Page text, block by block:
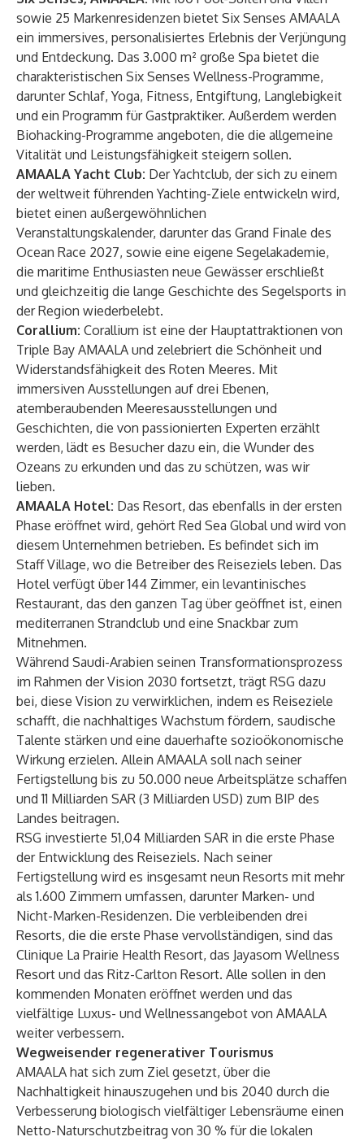
sowie 25 Markenresidenzen bietet Six Senses AMAALA
ein immersives, personalisiertes Erlebnis der Verjüngung
und Entdeckung. Das 3.000 m² große Spa bietet die
charakteristischen Six Senses Wellness-Programme,
darunter Schlaf, Yoga, Fitness, Entgiftung, Langlebigkeit
und ein Programm für Gastpraktiker. Außerdem werden
Biohacking-Programme angeboten, die die allgemeine
Vitalität und Leistungsfähigkeit steigern sollen.
AMAALA Yacht Club: Der Yachtclub, der sich zu einem
der weltweit führenden Yachting-Ziele entwickeln wird,
bietet einen außergewöhnlichen
Veranstaltungskalender, darunter das Grand Finale des
Ocean Race 2027, sowie eine eigene Segelakademie,
die maritime Enthusiasten neue Gewässer erschließt
und gleichzeitig die lange Geschichte des Segelsports in
der Region wiederbelebt.
Corallium: Corallium ist eine der Hauptattraktionen von
Triple Bay AMAALA und zelebriert die Schönheit und
Widerstandsfähigkeit des Roten Meeres. Mit
immersiven Ausstellungen auf drei Ebenen,
atemberaubenden Meeresausstellungen und
Geschichten, die von passionierten Experten erzählt
werden, lädt es Besucher dazu ein, die Wunder des
Ozeans zu erkunden und das zu schützen, was wir
lieben.
AMAALA Hotel: Das Resort, das ebenfalls in der ersten
Phase eröffnet wird, gehört Red Sea Global und wird von
diesem Unternehmen betrieben. Es befindet sich im
Staff Village, wo die Betreiber des Reiseziels leben. Das
Hotel verfügt über 144 Zimmer, ein levantinisches
Restaurant, das den ganzen Tag über geöffnet ist, einen
mediterranen Strandclub und eine Snackbar zum
Mitnehmen.
Während Saudi-Arabien seinen Transformationsprozess
im Rahmen der Vision 2030 fortsetzt, trägt RSG dazu
bei, diese Vision zu verwirklichen, indem es Reiseziele
schafft, die nachhaltiges Wachstum fördern, saudische
Talente stärken und eine dauerhafte sozioökonomische
Wirkung erzielen. Allein AMAALA soll nach seiner
Fertigstellung bis zu 50.000 neue Arbeitsplätze schaffen
und 11 Milliarden SAR (3 Milliarden USD) zum BIP des
Landes beitragen.
RSG investierte 51,04 Milliarden SAR in die erste Phase
der Entwicklung des Reiseziels. Nach seiner
Fertigstellung wird es insgesamt neun Resorts mit mehr
als 1.600 Zimmern umfassen, darunter Marken- und
Nicht-Marken-Residenzen. Die verbleibenden drei
Resorts, die die erste Phase vervollständigen, sind das
Clinique La Prairie Health Resort, das Jayasom Wellness
Resort und das Ritz-Carlton Resort. Alle sollen in den
kommenden Monaten eröffnet werden und das
vielfältige Luxus- und Wellnessangebot von AMAALA
weiter verbessern.
Wegweisender regenerativer Tourismus
AMAALA hat sich zum Ziel gesetzt, über die
Nachhaltigkeit hinauszugehen und bis 2040 durch die
Verbesserung biologisch vielfältiger Lebensräume einen
Netto-Naturschutzbeitrag von 30 % für die lokalen